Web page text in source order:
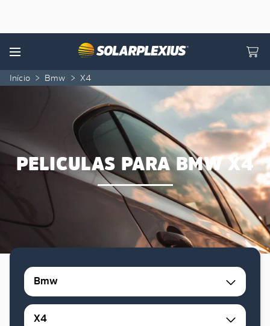
Menu
Início > Bmw > X4
PELICULAS PARA BMW X4
Bmw
X4